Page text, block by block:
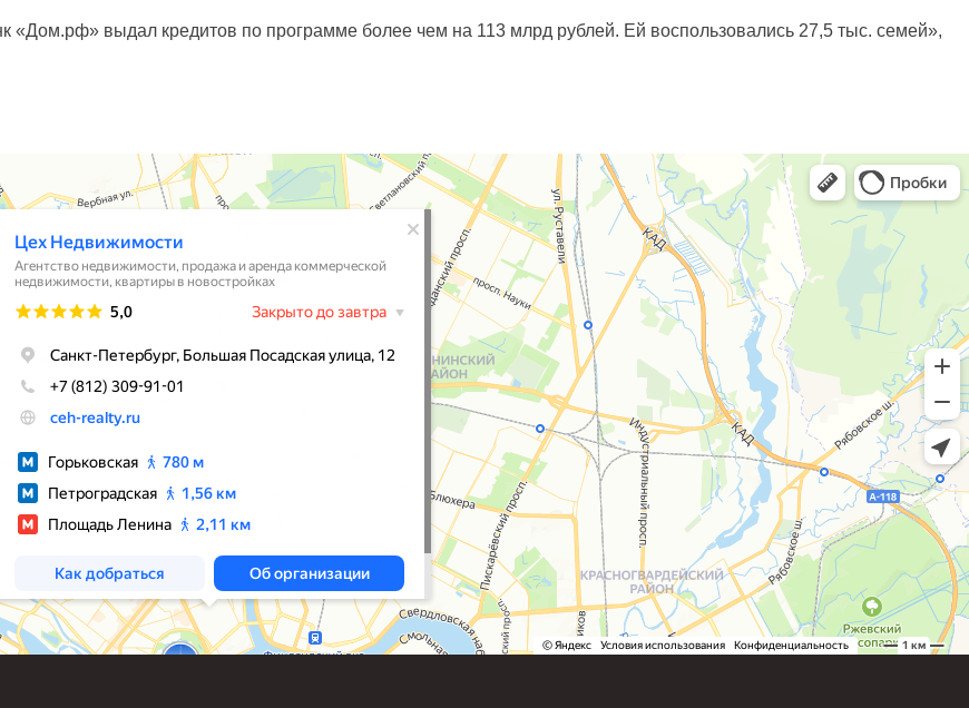
«Дом.рф» выдал кредитов по программе более чем на 113 млрд рублей. Ей воспользовались 27,5 тыс. семей»,